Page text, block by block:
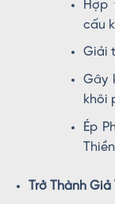
Hợp
cấu
Giải
Gây
khôi
Ép
Trở Thành Giả